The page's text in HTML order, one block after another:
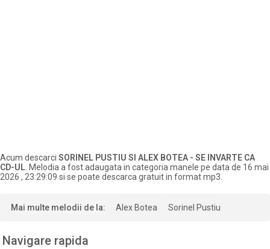
Acum descarci SORINEL PUSTIU SI ALEX BOTEA - SE INVARTE CA
CD-UL . Melodia a fost adaugata in categoria manele pe data de 16 mai
2026 , 23:29:09 si se poate descarca gratuit in format mp3.
Mai multe melodii de la: Alex Botea Sorinel Pustiu
Navigare rapida